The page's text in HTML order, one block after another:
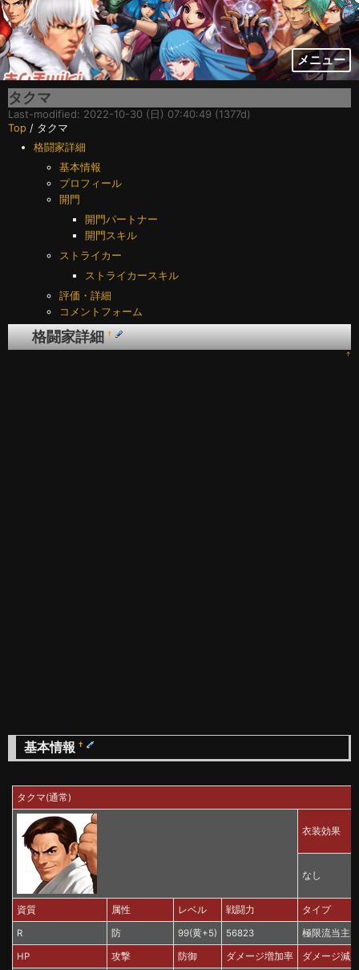
メニュー
タクマ
Last-modified: 2022-10-30 (日) 07:40:49 (1377d)
Top / タクマ
格闘家詳細
基本情報
プロフィール
開門
開門パートナー
開門スキル
ストライカー
ストライカースキル
評価・詳細
コメントフォーム
格闘家詳細†
↑
基本情報 †
タクマ(通常)
衣装効果
なし
資質 属性 レベル 戦闘力 タイプ
R 防 99(黄+5) 56823 極限流当主
HP 攻撃 防御 ダメージ増加率 ダメージ減